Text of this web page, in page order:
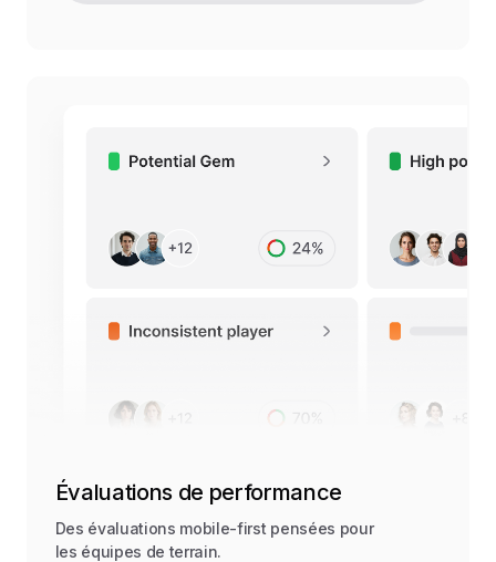
Évaluations de performance
Des évaluations mobile-first pensées pour
les équipes de terrain.